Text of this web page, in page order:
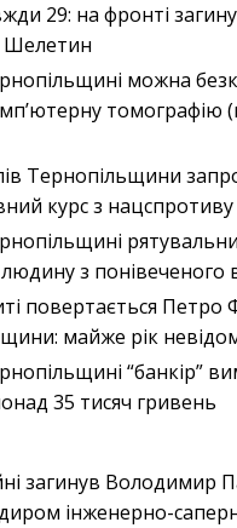
29: на фронті
Шелетин
можна
томографію
Тернопільщини
курс з нацспротиву
з
повертається Петро
майже рік
“банкір”
35 тисяч гривень
загинув Володимир
інженерно-